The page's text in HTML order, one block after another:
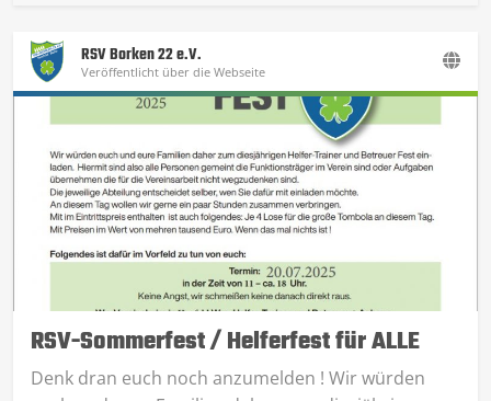
RSV Borken 22 e.V.
Veröffentlicht über die Webseite
RSV-Sommerfest / Helferfest für ALLE
Denk dran euch noch anzumelden ! Wir würden